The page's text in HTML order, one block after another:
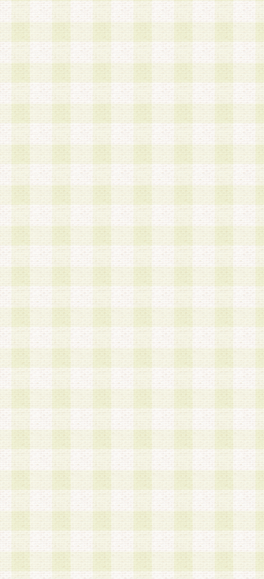
1.当社は、会員の登録情報に含まれる氏名・住所
アドレス等会員個人を識別できる情報を当社が別
シーポリシー
」に基づき適切に取り扱うものとし
は、当該個人情報を以下の各号に定める目的に利
す。なお、これら事項以外の目的で個人情報を利
かじめ会員の同意を得たうえで利用するものとし
a.本サービスの実施または運営
b.本サービスに係る謝礼、景品、調査サンプル品
c.会員からの電話、メール等の問い合わせなどへ
d.その他これらに付随する業務
2.当社は、会員個人を識別することのできる情報
会員情報を本人の承諾なく第三者に開示すること
人を識別できる情報について第三者に開示または
社は事前に会員本人の同意を得るものとします。
3.前項の定めに拘わらず、当社は、以下の目的に
意を 得ることなく、会員個人を識別できる情報
づき選定した委託業者に対して当社の責任におい
できるものとします。な お、当社は、当該委託
契約を締結しこれを遵守させるとともに、本規約
の注意をもって当該情報を使用させるものとし ま
a.本サービスに係る謝礼、景品、調査サンプル品
b.会員からの電話、メール等の問い合わせなどへ
c.モバイルリサーチ、またはグループ形式による
実施もしくは運営
d.その他これらに付随する業務
4.会員は、住所、電話番号その他の登録情報につ
合は、速やかに当社所定の変更手続きを行うもの
5.当社は、必要と認めた場合、会員に対して、電
手段により登録情報の対象者が会員登録者本人で
の内容が正確であること、アンケートの回答内容
うことができるものとます。
6.会員は、会員登録後当社が定期的に行う登録情
して、当社指定の期間内に更新手続きを行うもの
該期間内に更新手続きを行わない場合、その時点
発行したポイントは失効されるものとします。